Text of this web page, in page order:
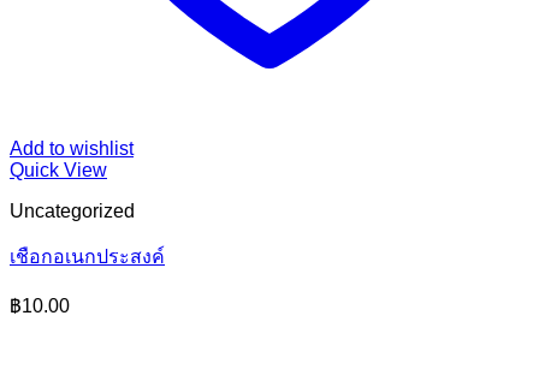
Add to wishlist
Quick View
Uncategorized
เชือกอเนกประสงค์
฿10.00